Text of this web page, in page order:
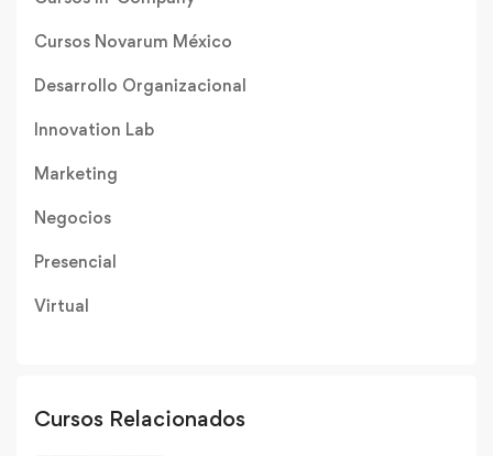
Cursos Novarum México
Desarrollo Organizacional
Innovation Lab
Marketing
Negocios
Presencial
Virtual
Cursos Relacionados